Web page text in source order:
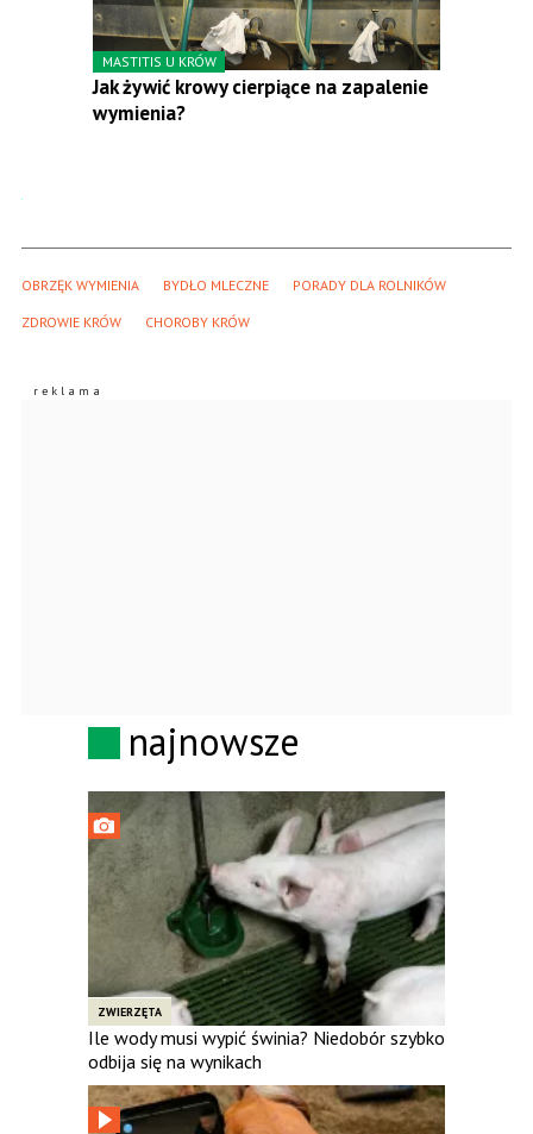
MASTITIS U KRÓW
Jak żywić krowy cierpiące na zapalenie
wymienia?
OBRZĘK WYMIENIA BYDŁO MLECZNE PORADY DLA ROLNIKÓW
ZDROWIE KRÓW CHOROBY KRÓW
najnowsze
ZWIERZĘTA
Ile wody musi wypić świnia? Niedobór szybko
odbija się na wynikach